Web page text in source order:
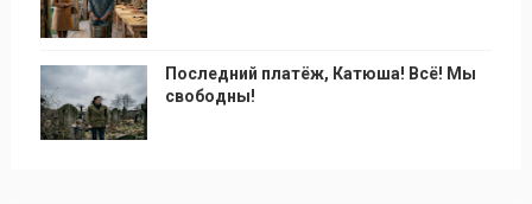
Последний платёж, Катюша! Всё! Мы
свободны!